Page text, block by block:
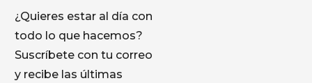
¿Quieres estar al día con
todo lo que hacemos?
Suscríbete con tu correo
y recibe las últimas